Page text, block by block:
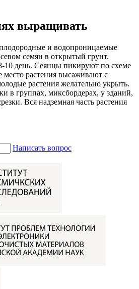
выращивать
и водопроницаемые
семян в открытый грунт.
10 день. Сеянцы пикируют по схеме
место растения высаживают с
растения желательно укрыть.
в группах, миксбордерах, у зданий,
Вся надземная часть растения
Написать вопрос